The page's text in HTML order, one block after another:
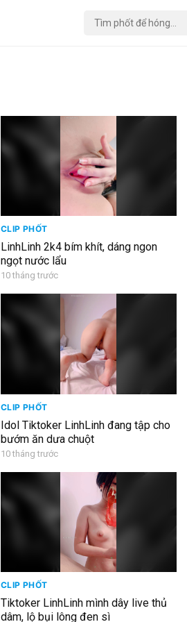
CLIP PHỐT
LinhLinh 2k4 bím khít, dáng ngon
ngọt nước lẩu
10 tháng trước
CLIP PHỐT
Idol Tiktoker LinhLinh đang tập cho
bướm ăn dưa chuột
10 tháng trước
CLIP PHỐT
Tiktoker LinhLinh mình dây live thủ
dâm, lộ bụi lông đen sì